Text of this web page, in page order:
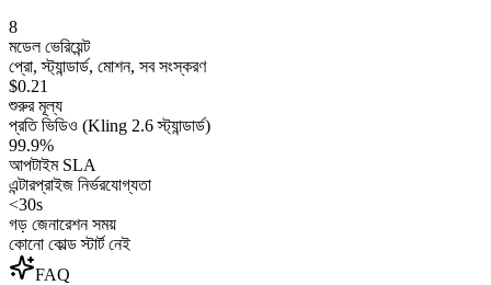
8
মডেল ভেরিয়েন্ট
প্রো, স্ট্যান্ডার্ড, মোশন, সব সংস্করণ
$0.21
শুরুর মূল্য
প্রতি ভিডিও (Kling 2.6 স্ট্যান্ডার্ড)
99.9%
আপটাইম SLA
এন্টারপ্রাইজ নির্ভরযোগ্যতা
<30s
গড় জেনারেশন সময়
কোনো কোল্ড স্টার্ট নেই
FAQ